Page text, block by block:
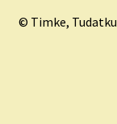
© Timke,